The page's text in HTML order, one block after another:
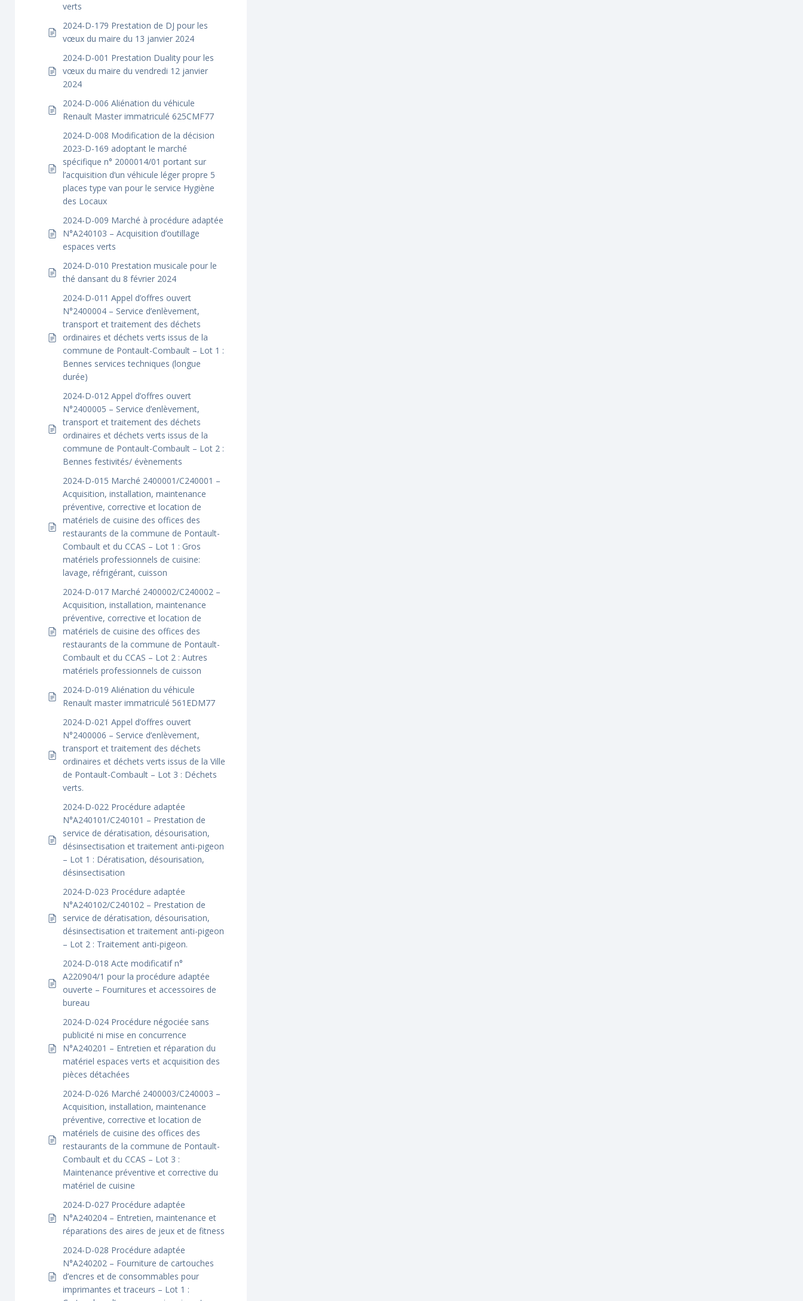
verts
2024-D-179 Prestation de DJ pour les
vœux du maire du 13 janvier 2024
2024-D-001 Prestation Duality pour les
vœux du maire du vendredi 12 janvier
2024
2024-D-006 Aliénation du véhicule
Renault Master immatriculé 625CMF77
2024-D-008 Modification de la décision
2023-D-169 adoptant le marché
spécifique n° 2000014/01 portant sur
l’acquisition d’un véhicule léger propre 5
places type van pour le service Hygiène
des Locaux
2024-D-009 Marché à procédure adaptée
N°A240103 – Acquisition d’outillage
espaces verts
2024-D-010 Prestation musicale pour le
thé dansant du 8 février 2024
2024-D-011 Appel d’offres ouvert
N°2400004 – Service d’enlèvement,
transport et traitement des déchets
ordinaires et déchets verts issus de la
commune de Pontault-Combault – Lot 1 :
Bennes services techniques (longue
durée)
2024-D-012 Appel d’offres ouvert
N°2400005 – Service d’enlèvement,
transport et traitement des déchets
ordinaires et déchets verts issus de la
commune de Pontault-Combault – Lot 2 :
Bennes festivités/ évènements
2024-D-015 Marché 2400001/C240001 –
Acquisition, installation, maintenance
préventive, corrective et location de
matériels de cuisine des offices des
restaurants de la commune de Pontault-
Combault et du CCAS – Lot 1 : Gros
matériels professionnels de cuisine:
lavage, réfrigérant, cuisson
2024-D-017 Marché 2400002/C240002 –
Acquisition, installation, maintenance
préventive, corrective et location de
matériels de cuisine des offices des
restaurants de la commune de Pontault-
Combault et du CCAS – Lot 2 : Autres
matériels professionnels de cuisson
2024-D-019 Aliénation du véhicule
Renault master immatriculé 561EDM77
2024-D-021 Appel d’offres ouvert
N°2400006 – Service d’enlèvement,
transport et traitement des déchets
ordinaires et déchets verts issus de la Ville
de Pontault-Combault – Lot 3 : Déchets
verts.
2024-D-022 Procédure adaptée
N°A240101/C240101 – Prestation de
service de dératisation, désourisation,
désinsectisation et traitement anti-pigeon
– Lot 1 : Dératisation, désourisation,
désinsectisation
2024-D-023 Procédure adaptée
N°A240102/C240102 – Prestation de
service de dératisation, désourisation,
désinsectisation et traitement anti-pigeon
– Lot 2 : Traitement anti-pigeon.
2024-D-018 Acte modificatif n°
A220904/1 pour la procédure adaptée
ouverte – Fournitures et accessoires de
bureau
2024-D-024 Procédure négociée sans
publicité ni mise en concurrence
N°A240201 – Entretien et réparation du
matériel espaces verts et acquisition des
pièces détachées
2024-D-026 Marché 2400003/C240003 –
Acquisition, installation, maintenance
préventive, corrective et location de
matériels de cuisine des offices des
restaurants de la commune de Pontault-
Combault et du CCAS – Lot 3 :
Maintenance préventive et corrective du
matériel de cuisine
2024-D-027 Procédure adaptée
N°A240204 – Entretien, maintenance et
réparations des aires de jeux et de fitness
2024-D-028 Procédure adaptée
N°A240202 – Fourniture de cartouches
d’encres et de consommables pour
imprimantes et traceurs – Lot 1 :